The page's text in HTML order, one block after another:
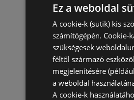
Ez a weboldal
A cookie-k (sütik) kis
számítógépén. Cookie-
szükségesek
féltől származó
megjelenítésére
a weboldal
A cookie-k